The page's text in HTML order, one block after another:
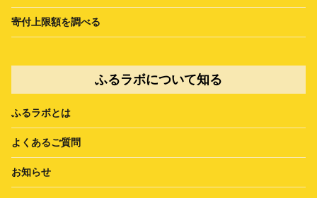
寄付上限額を調べる
ふるラボについて知る
ふるラボとは
よくあるご質問
お知らせ